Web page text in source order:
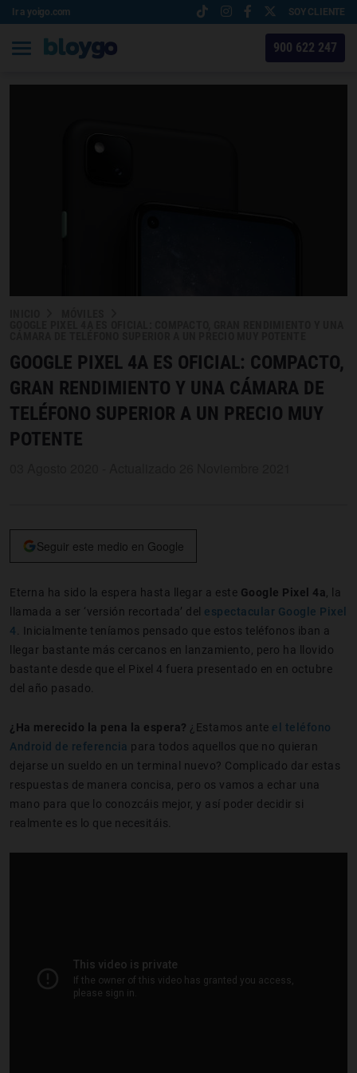
Ir a yoigo.com SOY CLIENTE
900 622 247
GOOGLE PIXEL 4A ES OFICIAL: COMPACTO,
GRAN RENDIMIENTO Y UNA CÁMARA DE
TELÉFONO SUPERIOR A UN PRECIO MUY
POTENTE
Seguir este medio en Google
Eterna ha sido la espera hasta llegar a este Google Pixel 4a , la
llamada a ser ‘versión recortada’ del espectacular Google Pixel
4 . Inicialmente teníamos pensado que estos teléfonos iban a
llegar bastante más cercanos en lanzamiento, pero ha llovido
bastante desde que el Pixel 4 fuera presentado en en octubre
del año pasado.
¿Ha merecido la pena la espera? ¿Estamos ante el teléfono
Android de referencia para todos aquellos que no quieran
dejarse un sueldo en un terminal nuevo? Complicado dar estas
respuestas de manera concisa, pero os vamos a echar una
mano para que lo conozcáis mejor, y así poder decidir si
realmente es lo que necesitáis.